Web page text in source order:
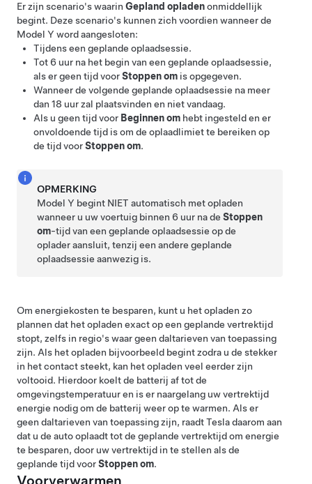
Er zijn scenario's waarin Gepland opladenonmiddellijk
begint. Deze scenario's kunnen zich voordien wanneer de
Model Y word aangesloten:
Tijdens een geplande oplaadsessie.
Tot 6 uur na het begin van een geplande oplaadsessie,
als er geen tijd voorStoppen om is opgegeven.
Wanneer de volgende geplande oplaadsessie na meer
dan 18 uur zal plaatsvinden en niet vandaag.
Als u geen tijd voor Beginnen om hebt ingesteld en er
onvoldoende tijd is om de oplaadlimiet te bereiken op
de tijd voorStoppen om.
OPMERKING
Model Y begint NIET automatisch met opladen
wanneer u uw voertuig binnen 6 uur na deStoppen
om-tijd van een geplande oplaadsessie op de
oplader aansluit, tenzij een andere geplande
oplaadsessie aanwezig is.
Om energiekosten te besparen, kunt u het opladen zo
plannen dat het opladen exact op een geplande vertrektijd
stopt, zelfs in regio's waar geen daltarieven van toepassing
zijn. Als het opladen bijvoorbeeld begint zodra u de stekker
in het contact steekt, kan het opladen veel eerder zijn
voltooid. Hierdoor koelt de batterij af tot de
omgevingstemperatuur en is er naargelang uw vertrektijd
energie nodig om de batterij weer op te warmen. Als er
geen daltarieven van toepassing zijn, raadt Tesla daarom aan
dat u de auto oplaadt tot de geplande vertrektijd om energie
te besparen, door uw vertrektijd in te stellen als de
geplande tijd voorStoppen om.
Voorverwarmen